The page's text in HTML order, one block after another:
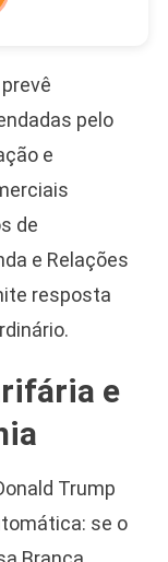
pelo
e
de
e Relações
resposta
e
Trump
se o